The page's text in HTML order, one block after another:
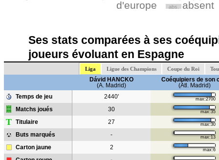
d'europe
abs. absent
Ses stats comparées à ses
joueurs évoluant en Espagne
Liga Ligue des Champions Coupe du Roi
Dávid HANCKO
(A. Madrid)
Coéquipiers de son
(Atl. Madrid)
Temps de jeu
2440' max:2700
Matchs joués 30 max:35
T Titulaire 27 max:30
Buts marqués - max:13
Carton jaune 2 max:6